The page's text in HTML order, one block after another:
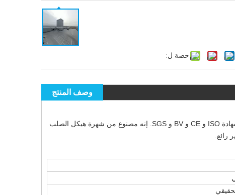
حصة ل:
وصف المنتج
يعد هذا البناء المحمول في ورشة العمل المعدنية عبارة عن مصادفة عالية الكمية مع شهادة ISO و CE و BV و SGS. إنه مصنوع من شهرة هيكل الصلب